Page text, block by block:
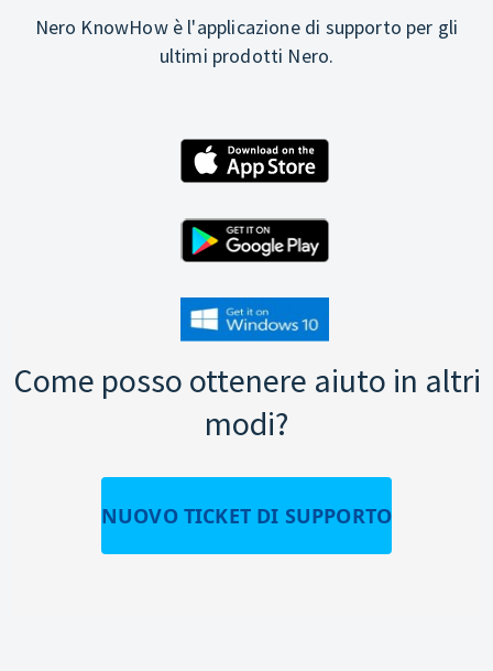
Nero KnowHow è l'applicazione di supporto per gli
ultimi prodotti Nero.
Come posso ottenere aiuto in altri
modi?
NUOVO TICKET DI SUPPORTO